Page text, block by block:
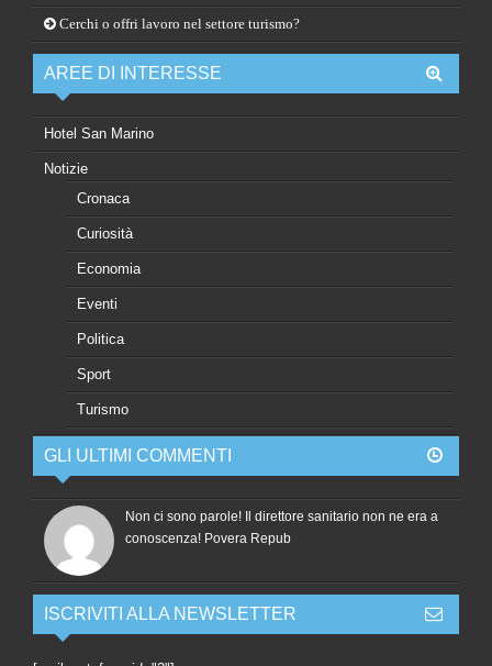
Cerchi o offri lavoro nel settore turismo?
AREE DI INTERESSE
Hotel San Marino
Notizie
Cronaca
Curiosità
Economia
Eventi
Politica
Sport
Turismo
GLI ULTIMI COMMENTI
Non ci sono parole! Il direttore sanitario non ne era a
conoscenza! Povera Repub
ISCRIVITI ALLA NEWSLETTER